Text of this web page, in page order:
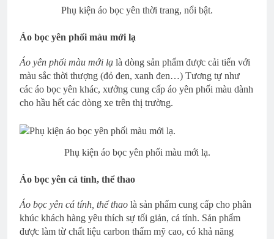
Phụ kiện áo bọc yên thời trang, nổi bật.
Áo bọc yên phối màu mới lạ
Áo yên phối màu mới lạ là dòng sản phẩm được cải tiến với
màu sắc thời thượng (đỏ đen, xanh đen…) Tương tự như
các áo bọc yên khác, xưởng cung cấp áo yên phối màu dành
cho hầu hết các dòng xe trên thị trường.
Phụ kiện áo bọc yên phối màu mới lạ.
Áo bọc yên cá tính, thể thao
Áo bọc yên cá tính, thể thao là sản phẩm cung cấp cho phân
khúc khách hàng yêu thích sự tối giản, cá tính. Sản phẩm
được làm từ chất liệu carbon thẩm mỹ cao, có khả năng